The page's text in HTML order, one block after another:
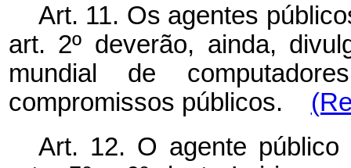
Art. 11. Os agentes
art. 2º deverão, ainda,
mundial de
compromissos públicos.
Art. 12. O agente